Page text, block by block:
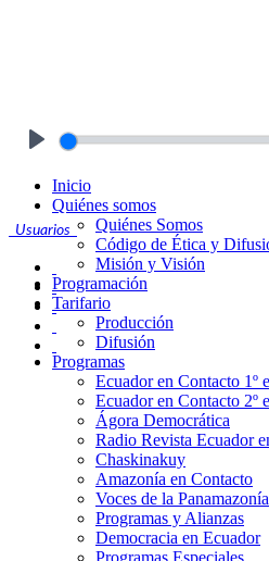
Usuarios
Inicio
Quiénes somos
Quiénes Somos
Código de Ética y
Misión y Visión
Programación
Tarifario
Producción
Difusión
Programas
Ecuador en Contacto 1º
Ecuador en Contacto 2º
Ágora Democrática
Radio Revista Ecuador
Chaskinakuy
Amazonía en Contacto
Voces de la Panamazonía
Programas y Alianzas
Democracia en Ecuador
Programas Especiales